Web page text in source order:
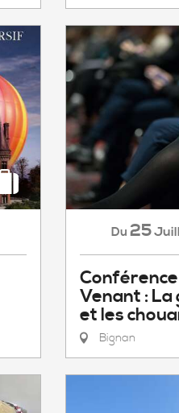
Du 25
Venant :
et les
Bignan